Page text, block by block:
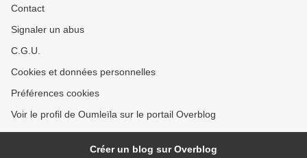
Contact
Signaler un abus
C.G.U.
Cookies et données personnelles
Préférences cookies
Voir le profil de Oumleïla sur le portail Overblog
Créer un blog sur Overblog